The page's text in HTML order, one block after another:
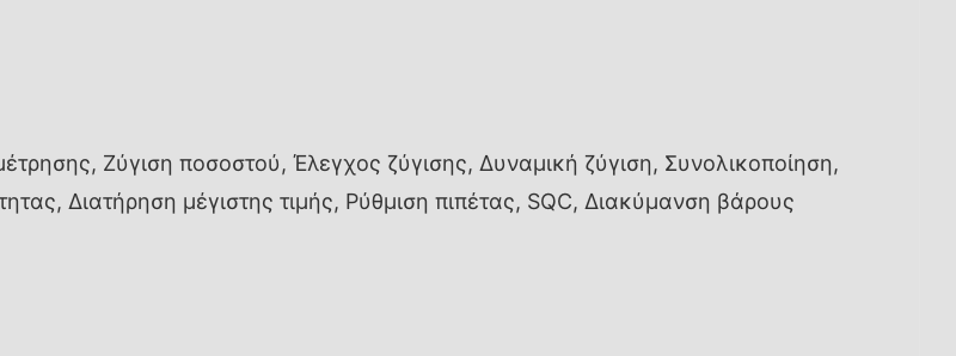
Ζύγιση ποσοστού, Έλεγχος ζύγισης, Δυναμική ζύγιση, Συνολικοποίηση,
Διατήρηση μέγιστης τιμής, Ρύθμιση πιπέτας, SQC, Διακύμανση βάρους